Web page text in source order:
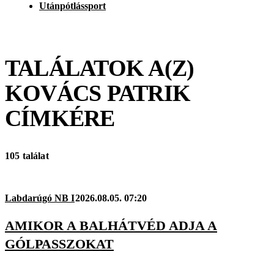
Utánpótlássport
TALÁLATOK A(Z)
KOVÁCS PATRIK
CÍMKÉRE
105 találat
Labdarúgó NB I2026.08.05. 07:20
AMIKOR A BALHÁTVÉD ADJA A
GÓLPASSZOKAT